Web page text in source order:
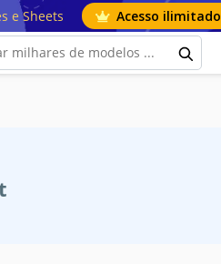
e Sheets Acesso ilimitado